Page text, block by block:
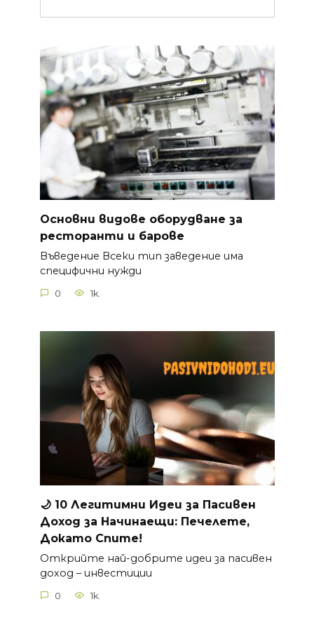
Основни видове оборудване за
ресторанти и барове
Въведение Всеки тип заведение има
специфични нужди
0 1k.
🌙 10 Легитимни Идеи за Пасивен
Доход за Начинаещи: Печелете,
Докато Спите!
Открийте най-добрите идеи за пасивен
доход – инвестиции
0 1k.